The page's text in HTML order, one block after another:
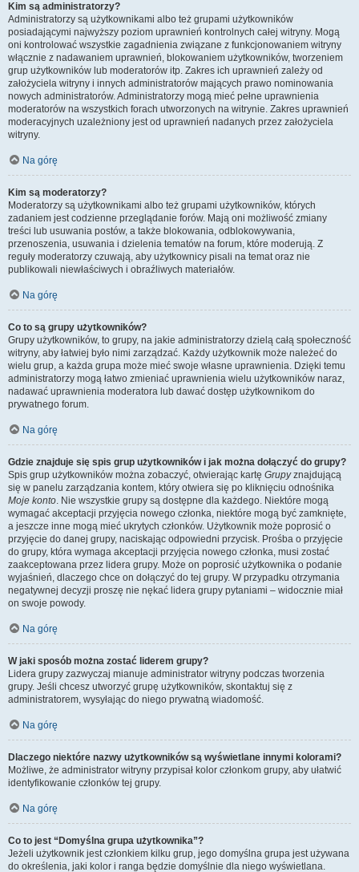
Kim są administratorzy?
Administratorzy są użytkownikami albo też grupami użytkowników
posiadającymi najwyższy poziom uprawnień kontrolnych całej witryny. Mogą
oni kontrolować wszystkie zagadnienia związane z funkcjonowaniem witryny
włącznie z nadawaniem uprawnień, blokowaniem użytkowników, tworzeniem
grup użytkowników lub moderatorów itp. Zakres ich uprawnień zależy od
założyciela witryny i innych administratorów mających prawo nominowania
nowych administratorów. Administratorzy mogą mieć pełne uprawnienia
moderatorów na wszystkich forach utworzonych na witrynie. Zakres uprawnień
moderacyjnych uzależniony jest od uprawnień nadanych przez założyciela
witryny.
Na górę
Kim są moderatorzy?
Moderatorzy są użytkownikami albo też grupami użytkowników, których
zadaniem jest codzienne przeglądanie forów. Mają oni możliwość zmiany
treści lub usuwania postów, a także blokowania, odblokowywania,
przenoszenia, usuwania i dzielenia tematów na forum, które moderują. Z
reguły moderatorzy czuwają, aby użytkownicy pisali na temat oraz nie
publikowali niewłaściwych i obraźliwych materiałów.
Na górę
Co to są grupy użytkowników?
Grupy użytkowników, to grupy, na jakie administratorzy dzielą całą społeczność
witryny, aby łatwiej było nimi zarządzać. Każdy użytkownik może należeć do
wielu grup, a każda grupa może mieć swoje własne uprawnienia. Dzięki temu
administratorzy mogą łatwo zmieniać uprawnienia wielu użytkowników naraz,
nadawać uprawnienia moderatora lub dawać dostęp użytkownikom do
prywatnego forum.
Na górę
Gdzie znajduje się spis grup użytkowników i jak można dołączyć do grupy?
Spis grup użytkowników można zobaczyć, otwierając kartę Grupyznajdującą
się w panelu zarządzania kontem, który otwiera się po kliknięciu odnośnika
Moje konto. Nie wszystkie grupy są dostępne dla każdego. Niektóre mogą
wymagać akceptacji przyjęcia nowego członka, niektóre mogą być zamknięte,
a jeszcze inne mogą mieć ukrytych członków. Użytkownik może poprosić o
przyjęcie do danej grupy, naciskając odpowiedni przycisk. Prośba o przyjęcie
do grupy, która wymaga akceptacji przyjęcia nowego członka, musi zostać
zaakceptowana przez lidera grupy. Może on poprosić użytkownika o podanie
wyjaśnień, dlaczego chce on dołączyć do tej grupy. W przypadku otrzymania
negatywnej decyzji proszę nie nękać lidera grupy pytaniami – widocznie miał
on swoje powody.
Na górę
W jaki sposób można zostać liderem grupy?
Lidera grupy zazwyczaj mianuje administrator witryny podczas tworzenia
grupy. Jeśli chcesz utworzyć grupę użytkowników, skontaktuj się z
administratorem, wysyłając do niego prywatną wiadomość.
Na górę
Dlaczego niektóre nazwy użytkowników są wyświetlane innymi kolorami?
Możliwe, że administrator witryny przypisał kolor członkom grupy, aby ułatwić
identyfikowanie członków tej grupy.
Na górę
Co to jest “Domyślna grupa użytkownika”?
Jeżeli użytkownik jest członkiem kilku grup, jego domyślna grupa jest używana
do określenia, jaki kolor i ranga będzie domyślnie dla niego wyświetlana.